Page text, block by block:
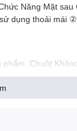
Năng Mặt
dụng thoải mái
Chuột
bộ mã hóa
(KHÔNG bao